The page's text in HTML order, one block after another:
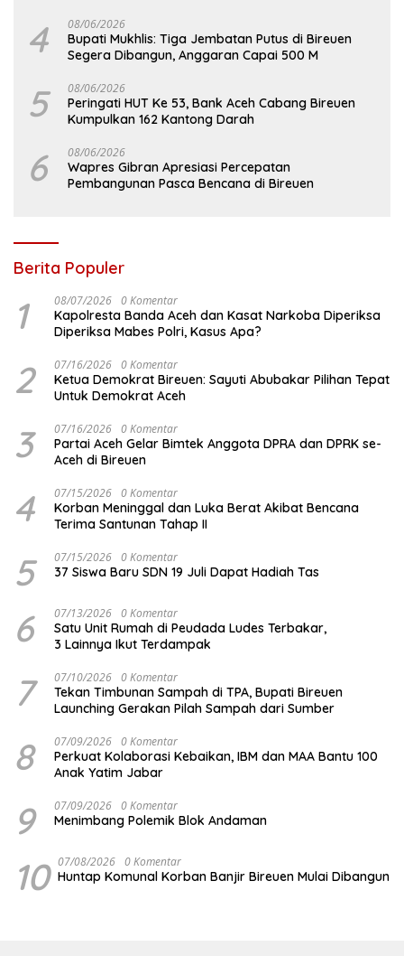
4 08/06/2026
Bupati Mukhlis: Tiga Jembatan Putus di Bireuen
Segera Dibangun, Anggaran Capai 500 M
5 08/06/2026
Peringati HUT Ke 53, Bank Aceh Cabang Bireuen
Kumpulkan 162 Kantong Darah
6 08/06/2026
Wapres Gibran Apresiasi Percepatan
Pembangunan Pasca Bencana di Bireuen
Berita Populer
1 08/07/2026 0 Komentar
Kapolresta Banda Aceh dan Kasat Narkoba Diperiksa
Diperiksa Mabes Polri, Kasus Apa?
2 07/16/2026 0 Komentar
Ketua Demokrat Bireuen: Sayuti Abubakar Pilihan Tepat
Untuk Demokrat Aceh
3 07/16/2026 0 Komentar
Partai Aceh Gelar Bimtek Anggota DPRA dan DPRK se-
Aceh di Bireuen
4 07/15/2026 0 Komentar
Korban Meninggal dan Luka Berat Akibat Bencana
Terima Santunan Tahap II
5 07/15/2026 0 Komentar
37 Siswa Baru SDN 19 Juli Dapat Hadiah Tas
6 07/13/2026 0 Komentar
Satu Unit Rumah di Peudada Ludes Terbakar,
3 Lainnya Ikut Terdampak
7 07/10/2026 0 Komentar
Tekan Timbunan Sampah di TPA, Bupati Bireuen
Launching Gerakan Pilah Sampah dari Sumber
8 07/09/2026 0 Komentar
Perkuat Kolaborasi Kebaikan, IBM dan MAA Bantu 100
Anak Yatim Jabar
9 07/09/2026 0 Komentar
Menimbang Polemik Blok Andaman
10 07/08/2026 0 Komentar
Huntap Komunal Korban Banjir Bireuen Mulai Dibangun